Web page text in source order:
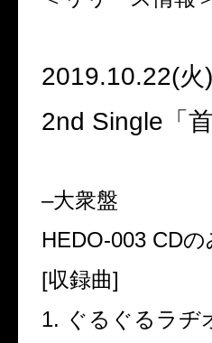
2019.10.22(火
2nd Single 「
–大衆盤
HEDO-003 CDの
[収録曲]
1. ぐるぐるラヂ